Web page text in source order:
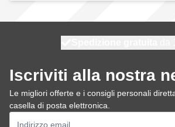
Iscriviti alla nostra
Le migliori offerte e i consigli personali
casella di posta elettronica.